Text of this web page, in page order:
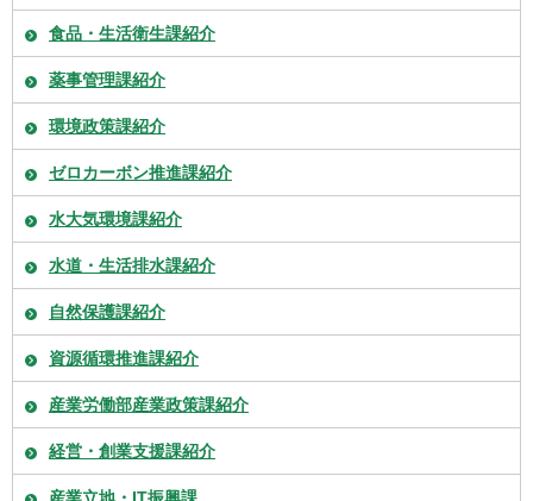
食品・生活衛生課紹介
薬事管理課紹介
環境政策課紹介
ゼロカーボン推進課紹介
水大気環境課紹介
水道・生活排水課紹介
自然保護課紹介
資源循環推進課紹介
産業労働部産業政策課紹介
経営・創業支援課紹介